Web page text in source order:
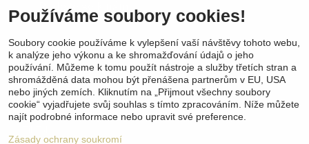
Přidejte se k nám
Sociální sítě
Facebook
Instagram
Pinterest
Youtube
Používáme soubory cookies!
Soubory cookie používáme k vylepšení vaší návštěvy tohoto webu,
k analýze jeho výkonu a ke shromažďování údajů o jeho
používání. Můžeme k tomu použít nástroje a služby třetích stran a
shromážděná data mohou být přenášena partnerům v EU, USA
nebo jiných zemích. Kliknutím na „Přijmout všechny soubory
cookie“ vyjadřujete svůj souhlas s tímto zpracováním. Níže můžete
najít podrobné informace nebo upravit své preference.
Zásady ochrany soukromí